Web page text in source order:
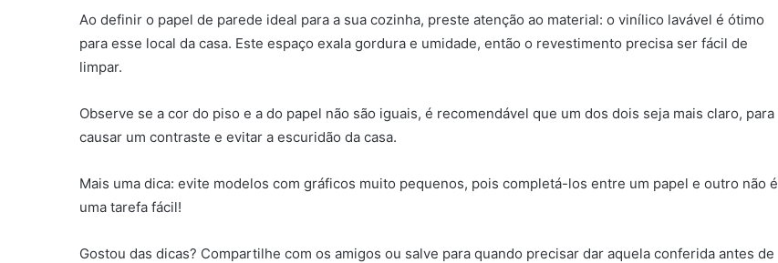
Ao definir o papel de parede ideal para a sua cozinha, preste atenção ao material: o vinílico lavável é ótimo
para esse local da casa. Este espaço exala gordura e umidade, então o revestimento precisa ser fácil de
limpar.
Observe se a cor do piso e a do papel não são iguais, é recomendável que um dos dois seja mais claro, para
causar um contraste e evitar a escuridão da casa.
Mais uma dica: evite modelos com gráficos muito pequenos, pois completá-los entre um papel e outro não é
uma tarefa fácil!
Gostou das dicas? Compartilhe com os amigos ou salve para quando precisar dar aquela conferida antes de